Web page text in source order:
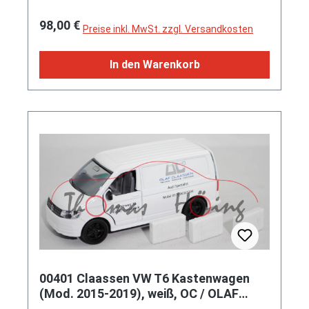
978-3-7688-3751-4 (EAN 9783768837514)
Regulärer Preis:
98,00 € Preise inkl. MwSt. zzgl. Versandkosten
In den Warenkorb
00401 Claassen VW T6 Kastenwagen
(Mod. 2015-2019), weiß, OC / OLAF